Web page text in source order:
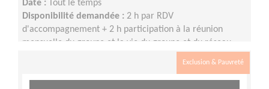
Date :
Tout le temps
Disponibilité demandée : 2 h par RDV
d'accompagnement + 2 h participation à la réunion
mensuelle du groupe et la vie du groupe et du réseau
Exclusion & Pauvreté